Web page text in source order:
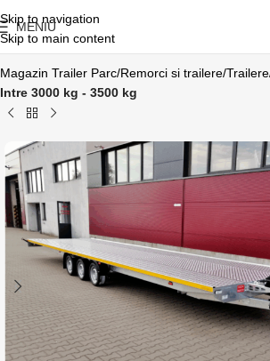
Skip to navigation
Skip to main content
MENIU
Magazin Trailer Parc Remorci si trailere Trailere
Intre 3000 kg - 3500 kg